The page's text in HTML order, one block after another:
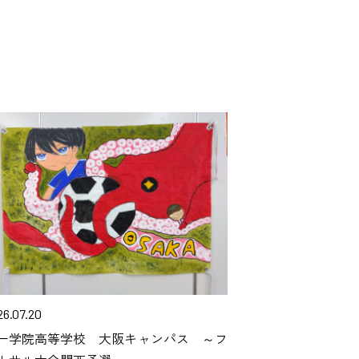
学院高等学校 大阪キャンパス ～フ